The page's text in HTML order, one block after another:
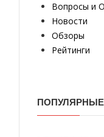
Вопросы и
Новости
Обзоры
Рейтинги